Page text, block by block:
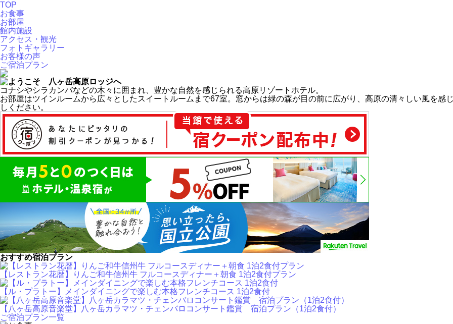
TOP
お食事
お部屋
館内施設
アクセス・観光
フォトギャラリー
お客様の声
ご宿泊プラン
コナシやシラカンバなどの木々に囲まれ、豊かな自然を感じられる高原リゾートホテル。
お部屋はツインルームから広々としたスイートルームまで67室。窓からは緑の森が目の前に広がり、高原の清々しい風を感
しください。
おすすめ宿泊プラン
【レストラン花暦】りんご和牛信州牛 フルコースディナー＋朝食 1泊2食付プラン
【ル・プラトー】メインダイニングで楽しむ本格フレンチコース 1泊2食付
【八ヶ岳高原音楽堂】八ヶ岳カラマツ・チェンバロコンサート鑑賞 宿泊プラン（1泊2食付）
ご宿泊プラン一覧